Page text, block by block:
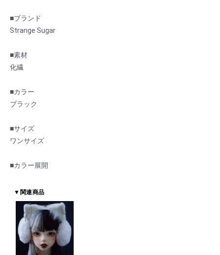
お買い物を続ける
■ブランド
Strange Sugar
■素材
化繊
■カラー
ブラック
■サイズ
ワンサイズ
■カラー展開
▼関連商品